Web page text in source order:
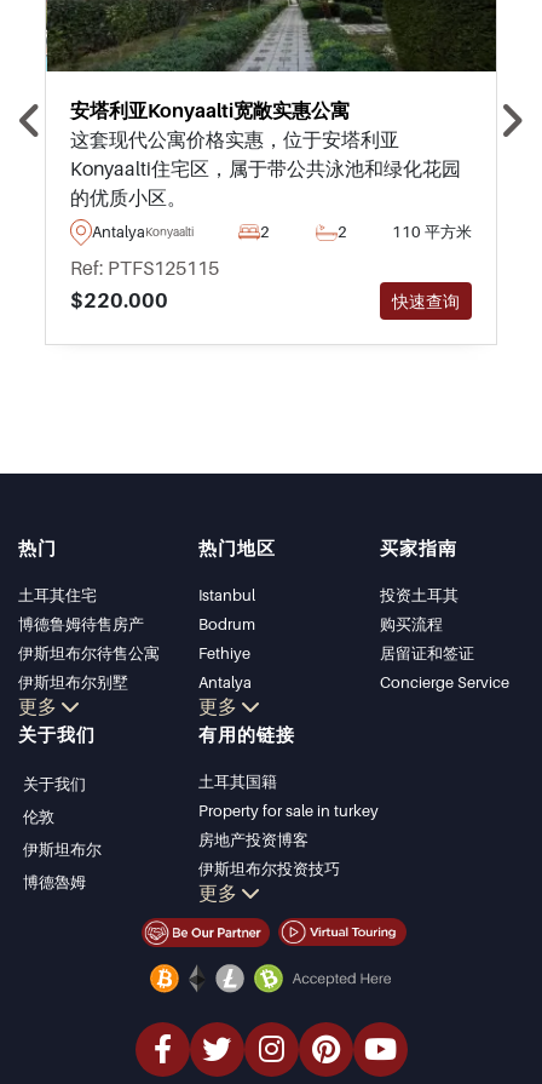
安塔利亚Konyaalti宽敞实惠公寓
这套现代公寓价格实惠，位于安塔利亚
Konyaalti住宅区，属于带公共泳池和绿化花园
的优质小区。
AntalyaKonyaalti 2 2 110 平方米
Ref: PTFS125115
$220.000
快速查询
热门
土耳其住宅
博德鲁姆待售房产
伊斯坦布尔待售公寓
伊斯坦布尔别墅
博德鲁姆别墅
安塔利亚待售公寓
更多
热门地区
Istanbul
Bodrum
Fethiye
Antalya
Kalkan
Alanya
Kemer
Dalyan
Izmir
Belek
更多
买家指南
投资土耳其
购买流程
居留证和签证
Concierge Service
关于我们
关于我们
伦敦
伊斯坦布尔
博德魯姆
有用的链接
土耳其国籍
Property for sale in turkey
房地产投资博客
伊斯坦布尔投资技巧
土耳其房产投资
伊斯坦布尔投资型房产
经济型房产
豪华房产
投资型房产
更多